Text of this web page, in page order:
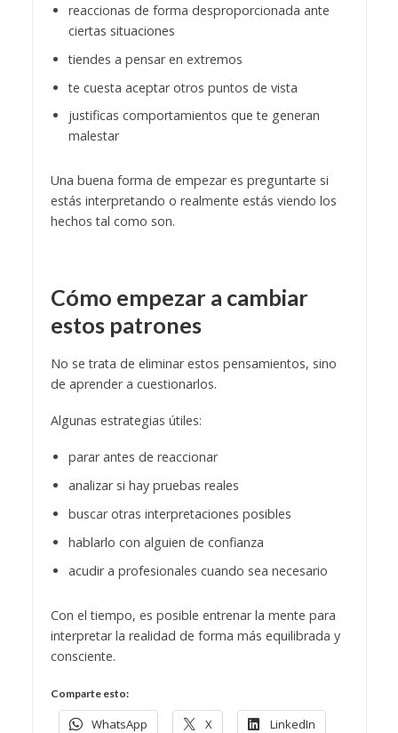
reaccionas de forma desproporcionada ante
ciertas situaciones
tiendes a pensar en extremos
te cuesta aceptar otros puntos de vista
justificas comportamientos que te generan
malestar
Una buena forma de empezar es preguntarte si
estás interpretando o realmente estás viendo los
hechos tal como son.
Cómo empezar a cambiar
estos patrones
No se trata de eliminar estos pensamientos, sino
de aprender a cuestionarlos.
Algunas estrategias útiles:
parar antes de reaccionar
analizar si hay pruebas reales
buscar otras interpretaciones posibles
hablarlo con alguien de confianza
acudir a profesionales cuando sea necesario
Con el tiempo, es posible entrenar la mente para
interpretar la realidad de forma más equilibrada y
consciente.
Comparte esto:
WhatsApp X LinkedIn